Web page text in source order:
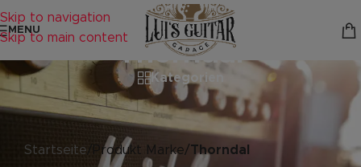
Skip to navigation
Skip to main content
MENU
Thorndal
Kategorien
Startseite/ Produkt Marke/Thorndal